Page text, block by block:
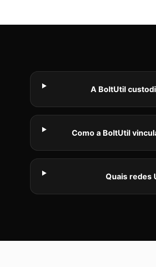
A BoltUtil
Como a BoltUtil
Quais redes